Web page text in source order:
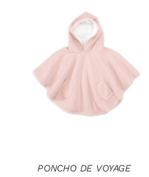
DÉTAILS
PONCHO DE VOYAGE